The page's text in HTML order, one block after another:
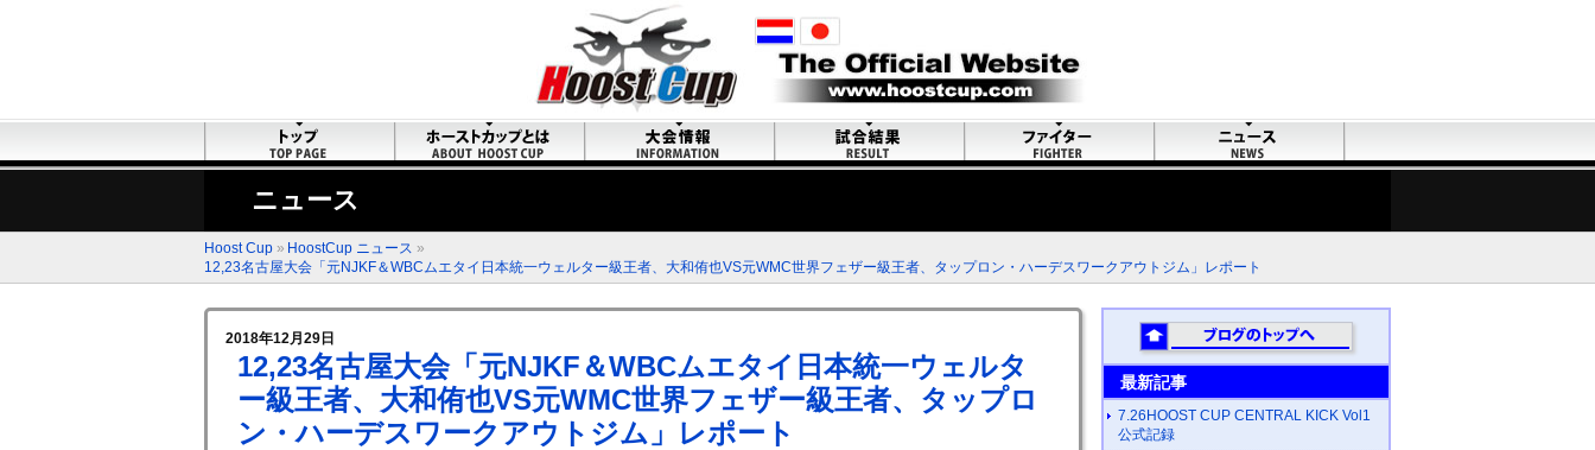
ニュース
Hoost Cup » HoostCup ニュース »
12,23名古屋大会「元NJKF＆WBCムエタイ日本統一ウェルター級王者、大和侑也VS元WMC世界フェザー級王者、タップロン・ハーデスワークアウトジム」レポート
2018年12月29日
12,23名古屋大会「元NJKF＆WBCムエタイ日本統一ウェルタ
ー級王者、大和侑也VS元WMC世界フェザー級王者、タップロ
ン・ハーデスワークアウトジム」レポート
最新記事
7.26HOOST CUP CENTRAL KICK Vol1
公式記録